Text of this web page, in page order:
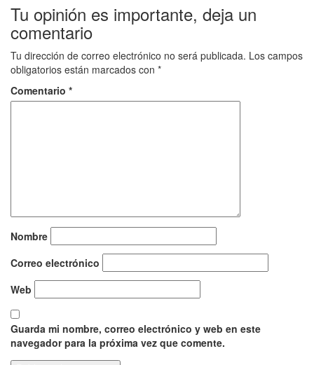
Tu opinión es importante, deja un
comentario
Tu dirección de correo electrónico no será publicada. Los campos
obligatorios están marcados con *
Comentario *
Nombre
Correo electrónico
Web
Guarda mi nombre, correo electrónico y web en este
navegador para la próxima vez que comente.